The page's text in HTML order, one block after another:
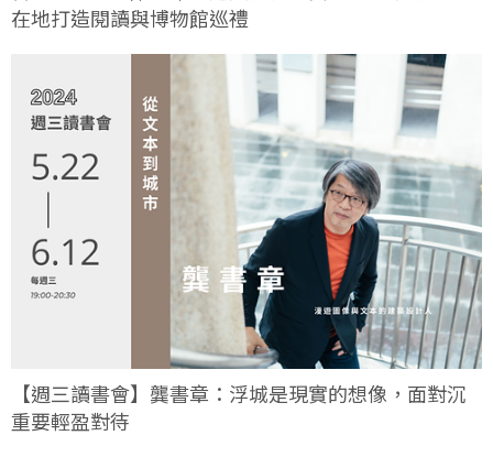
在地打造閱讀與博物館巡禮
【週三讀書會】龔書章：浮城是現實的想像，面對沉
重要輕盈對待